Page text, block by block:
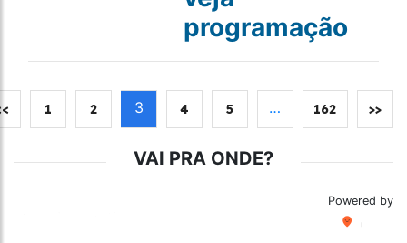
programação
1 2 3 4 5 … 162 >>
VAI PRA ONDE?
Powered by